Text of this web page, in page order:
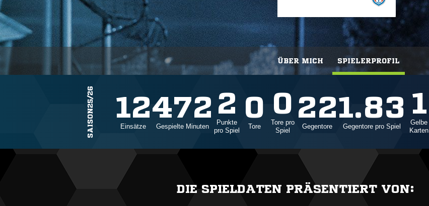
ÜBER MICH SPIELERPROFIL
SAISON25/26 12
Einsätze
472
Gespielte Minuten
2
Punkte
pro Spiel
0
Tore
0
Tore pro
Spiel
22
Gegentore
1.83
Gegentore pro Spiel
1
Gelbe
Karten
DIE SPIELDATEN PRÄSENTIERT VON: